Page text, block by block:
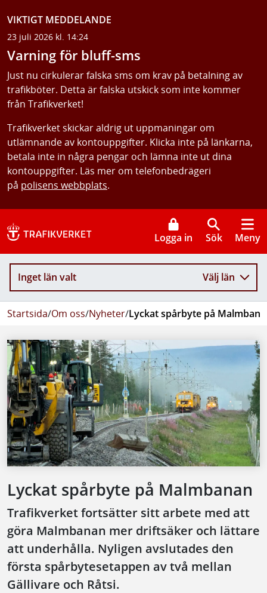
VIKTIGT MEDDELANDE
23 juli 2026 kl. 14:24
Varning för bluff-sms
Just nu cirkulerar falska sms om krav på betalning av
trafikböter. Detta är falska utskick som inte kommer
från Trafikverket!
Trafikverket skickar aldrig ut uppmaningar om
utlämnande av kontouppgifter. Klicka inte på länkarna,
betala inte in några pengar och lämna inte ut dina
kontouppgifter. Läs mer om telefonbedrägeri
på polisens webbplats.
Logga in Sök Meny
Inget län valt Välj län
Startsida/Om oss/Nyheter/Lyckat spårbyte på
Lyckat spårbyte på Malmbanan
Trafikverket fortsätter sitt arbete med att
göra Malmbanan mer driftsäker och lättare
att underhålla. Nyligen avslutades den
första spårbytesetappen av två mellan
Gällivare och Råtsi.